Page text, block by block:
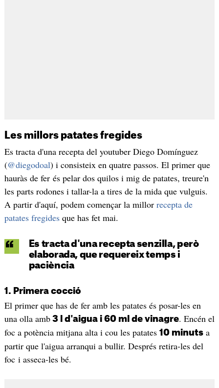
Les millors patates fregides
Es tracta d'una recepta del youtuber Diego Domínguez
(@diegodoal) i consisteix en quatre passos. El primer que
hauràs de fer és pelar dos quilos i mig de patates, treure'n
les parts rodones i tallar-la a tires de la mida que vulguis.
A partir d'aquí, podem començar la millor recepta de
patates fregidesque has fet mai.
Es tracta d'una recepta senzilla, però
elaborada, que requereix temps i
paciència
1. Primera cocció
El primer que has de fer amb les patates és posar-les en
una olla amb3 l d'aigua i 60 ml de vinagre. Encén el
foc a potència mitjana alta i cou les patates 10 minutsa
partir que l'aigua arranqui a bullir. Després retira-les del
foc i asseca-les bé.